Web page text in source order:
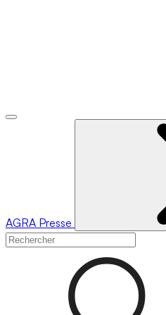
AGRA Presse